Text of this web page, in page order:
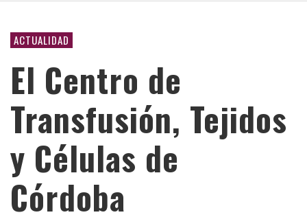
ACTUALIDAD
El Centro de
Transfusión, Tejidos
y Células de
Córdoba